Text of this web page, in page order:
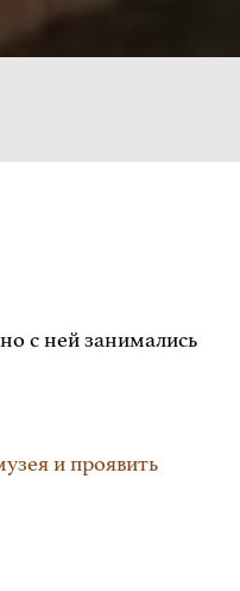
с ней занимались
и проявить